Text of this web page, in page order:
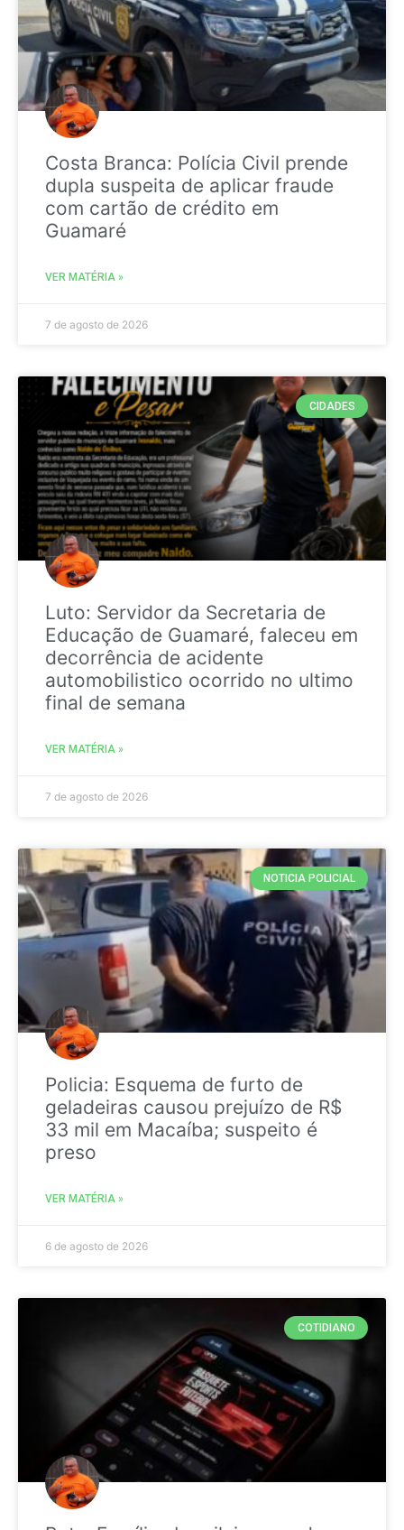
Costa Branca: Polícia Civil prende
dupla suspeita de aplicar fraude
com cartão de crédito em
Guamaré
VER MATÉRIA »
7 de agosto de 2026
CIDADES
Luto: Servidor da Secretaria de
Educação de Guamaré, faleceu em
decorrência de acidente
automobilistico ocorrido no ultimo
final de semana
VER MATÉRIA »
7 de agosto de 2026
NOTICIA POLICIAL
Policia: Esquema de furto de
geladeiras causou prejuízo de R$
33 mil em Macaíba; suspeito é
preso
VER MATÉRIA »
6 de agosto de 2026
COTIDIANO